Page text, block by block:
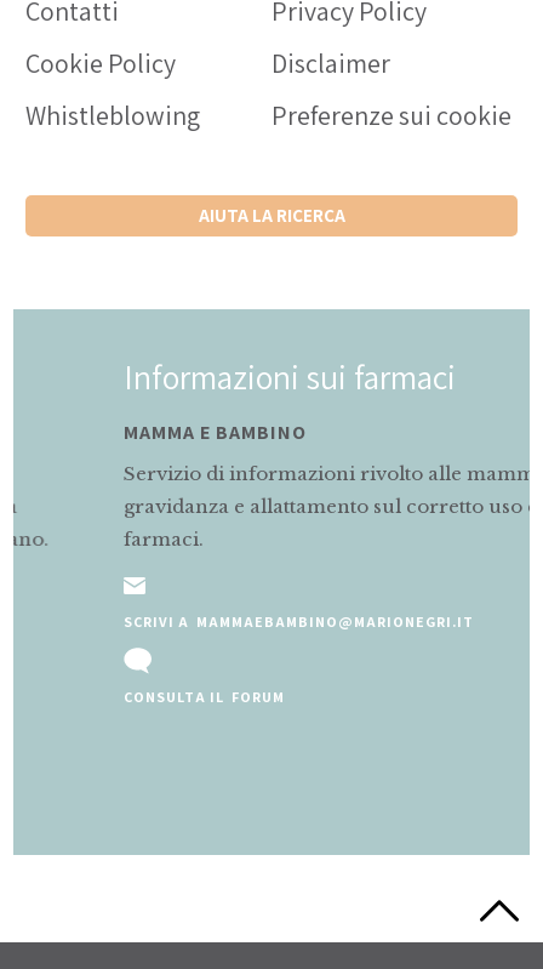
Contatti
Privacy Policy
Cookie Policy
Disclaimer
Whistleblowing
Preferenze sui cookie
AIUTA LA RICERCA
Informazioni sui farmaci
MAMMA E BAMBINO
Servizio di informazioni rivolto alle mamme in
gravidanza e allattamento sul corretto uso dei
farmaci.
SCRIVI A MAMMAEBAMBINO@MARIONEGRI.IT
CONSULTA IL FORUM